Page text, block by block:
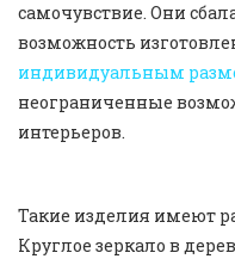
самочувствие. Они
возможность
индивидуальным
неограниченные
интерьеров.
Такие изделия имеют
Круглое зеркало в